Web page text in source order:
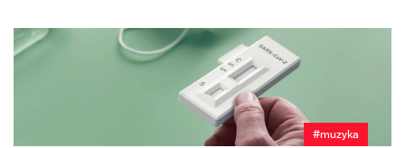
#muzyka